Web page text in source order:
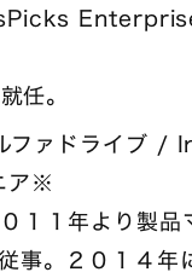
Enterprise
任。
ファドライブ
ア※
１１年より製
事。２０１４